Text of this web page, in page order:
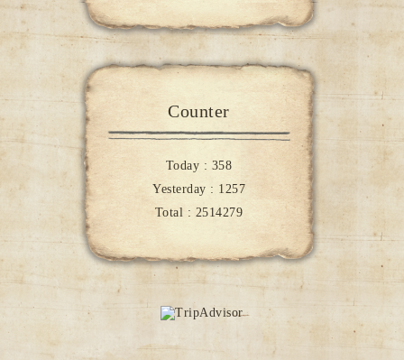
Counter
Today : 358
Yesterday : 1257
Total : 2514279